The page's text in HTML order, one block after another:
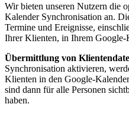
Wir bieten unseren Nutzern die
Kalender Synchronisation an.
Termine und Ereignisse,
Ihrer Klienten, in Ihrem Google-
Übermittlung von
Synchronisation aktivieren,
Klienten in den Google-
sind dann für alle Personen
haben.